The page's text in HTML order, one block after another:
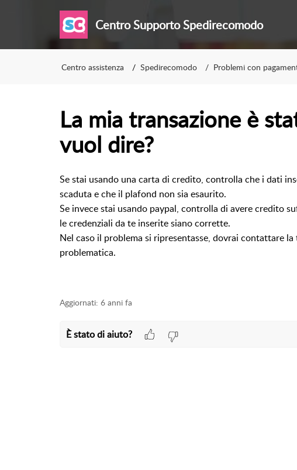
Centro Supporto Spedirecomodo
Centro assistenza Spedirecomodo Problemi con
La mia transazione è
vuol dire?
Se stai usando una carta di credito, controlla che i dati
scaduta e che il plafond non sia esaurito.
Se invece stai usando paypal, controlla di avere credito
le credenziali da te inserite siano corrette.
Nel caso il problema si ripresentasse, dovrai contattare
problematica.
Aggiornati: 6 anni fa
È stato di aiuto?